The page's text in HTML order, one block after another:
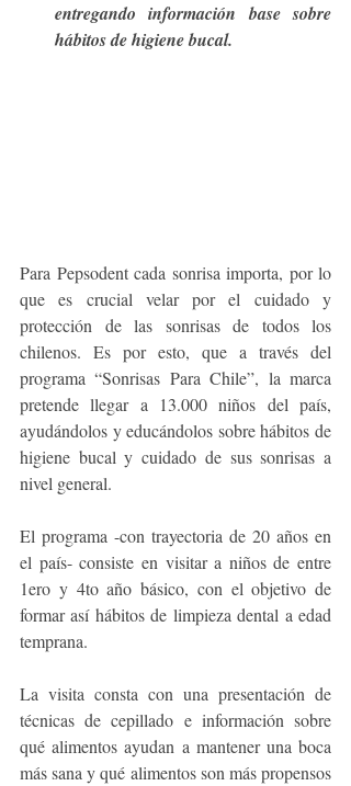
entregando información base sobre
hábitos de higiene bucal.
Para Pepsodent cada sonrisa importa, por lo
que es crucial velar por el cuidado y
protección de las sonrisas de todos los
chilenos. Es por esto, que a través del
programa “Sonrisas Para Chile”, la marca
pretende llegar a 13.000 niños del país,
ayudándolos y educándolos sobre hábitos de
higiene bucal y cuidado de sus sonrisas a
nivel general.
El programa -con trayectoria de 20 años en
el país- consiste en visitar a niños de entre
1ero y 4to año básico, con el objetivo de
formar así hábitos de limpieza dental a edad
temprana.
La visita consta con una presentación de
técnicas de cepillado e información sobre
qué alimentos ayudan a mantener una boca
más sana y qué alimentos son más propensos